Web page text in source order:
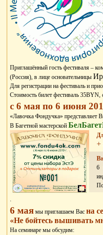
Приглашённый гость фестиваля –
(Россия), в лице основательницы
Для регистрации на фестиваль и
Стоимость билет фестиваль
с 6 мая по 6 июня
«Лавочка Фондучка» представляет
В Багетной мастерской
+
6
.
6 мая мы приглашаем Вас на
«Не бойтесь вышивать
На семинаре мы обсудим: